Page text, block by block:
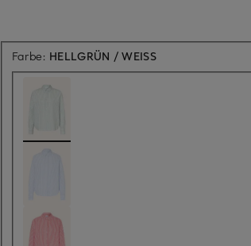
Farbe: HELLGRÜN / WEISS